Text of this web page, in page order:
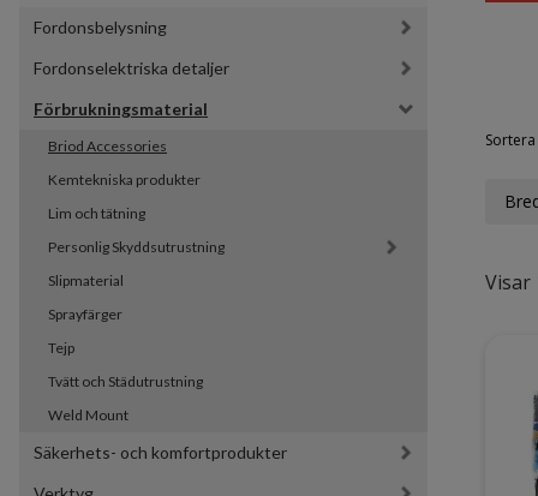
Fordonsbelysning
Fordonselektriska detaljer
Förbrukningsmaterial
Briod Accessories
Kemtekniska produkter
Lim och tätning
Personlig Skyddsutrustning
Slipmaterial
Sprayfärger
Tejp
Tvätt och Städutrustning
Weld Mount
Säkerhets- och komfortprodukter
Visar